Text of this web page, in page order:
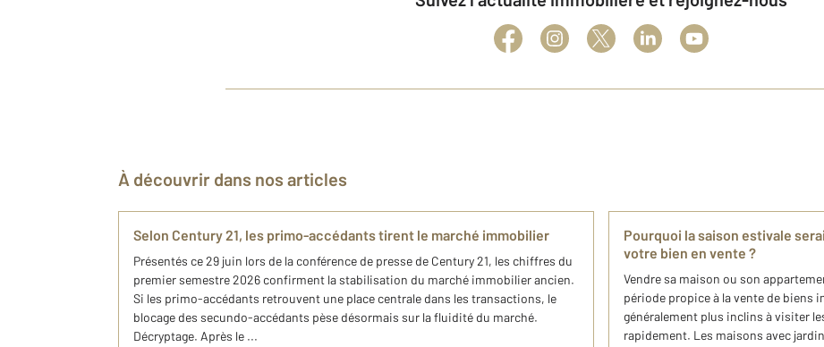
À découvrir dans nos articles
Selon Century 21, les primo-accédants tirent le marché immobilier
Présentés ce 29 juin lors de la conférence de presse de Century 21, les chiffres du
premier semestre 2026 confirment la stabilisation du marché immobilier ancien.
Si les primo-accédants retrouvent une place centrale dans les transactions, le
blocage des secundo-accédants pèse désormais sur la fluidité du marché.
Décryptage. Après le ...
Pourquoi la saison estivale
votre bien en vente ?
Vendre sa maison ou son
période propice à la vente de biens
généralement plus inclins à visiter
rapidement. Les maisons avec